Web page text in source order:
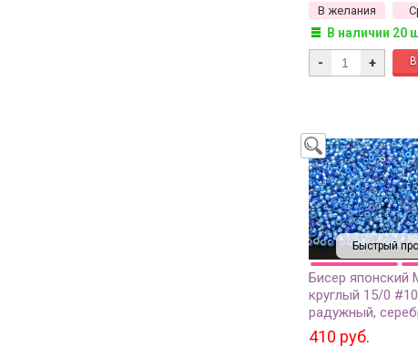
В желания
В наличии 20
- +
Быстрый
Бисер японский
круглый 15/0
радужный,
линия внутри, 10
410 руб.